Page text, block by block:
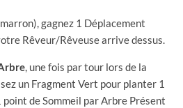
gagnez 1 Déplacement
Rêveur/Rêveuse arrive dessus.
, une fois par tour lors de la
un Fragment Vert pour planter 1
de Sommeil par Arbre Présent